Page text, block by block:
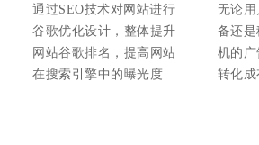
通过SEO技术对网站进行
谷歌优化设计，整体提升
网站谷歌排名，提高网站
在搜索引擎中的曝光度
无论
备还
机的
转化